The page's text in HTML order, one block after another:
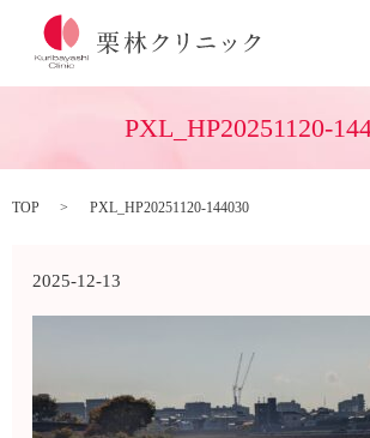
PXL_HP20251120-
TOP PXL_HP20251120-144030
2025-12-13